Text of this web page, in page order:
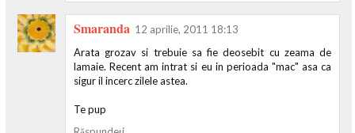
Smaranda 12 aprilie, 2011 18:13
Arata grozav si trebuie sa fie deosebit cu zeama de
lamaie. Recent am intrat si eu in perioada "mac" asa ca
sigur il incerc zilele astea.
Te pup